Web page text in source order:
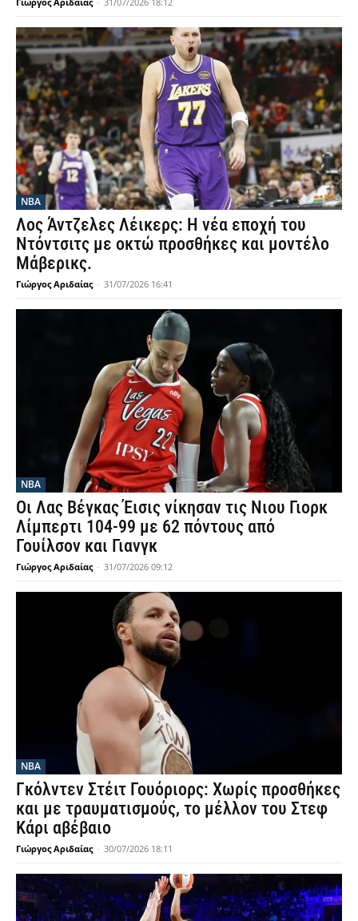
NBA
Λος Άντζελες Λέικερς: Η νέα εποχή του
Ντόντσιτς με οκτώ προσθήκες και μοντέλο
Μάβερικς.
Γιώργος Αριδαίας - 31/07/2026 16:41
NBA
Οι Λας Βέγκας Έισις νίκησαν τις Νιου Γιορκ
Λίμπερτι 104-99 με 62 πόντους από
Γουίλσον και Γιανγκ
Γιώργος Αριδαίας - 31/07/2026 09:12
NBA
Γκόλντεν Στέιτ Γουόριορς: Χωρίς προσθήκες
και με τραυματισμούς, το μέλλον του Στεφ
Κάρι αβέβαιο
Γιώργος Αριδαίας - 30/07/2026 18:11